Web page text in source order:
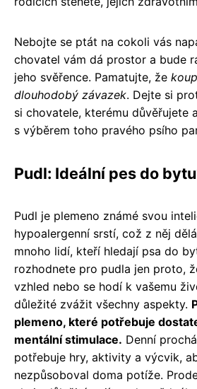
Nebojte se ptát na cokoli vás
chovatel vám dá prostor a bude
jeho svěřence. Pamatujte, že
dlouhodobý závazek. Dejte si
si chovatele, kterému důvěřujete
s výběrem toho pravého psího
Pudl: Ideální pes do
Pudl je plemeno známé svou
hypoalergenní srstí, což z něj
mnoho lidí, kteří hledají psa do
rozhodnete pro pudla jen proto,
vzhled nebo se hodí k vašemu
důležité zvážit všechny aspekty.
plemeno, které potřebuje
mentální stimulace. Denní
potřebuje hry, aktivity a výcvik,
nezpůsoboval doma potíže.